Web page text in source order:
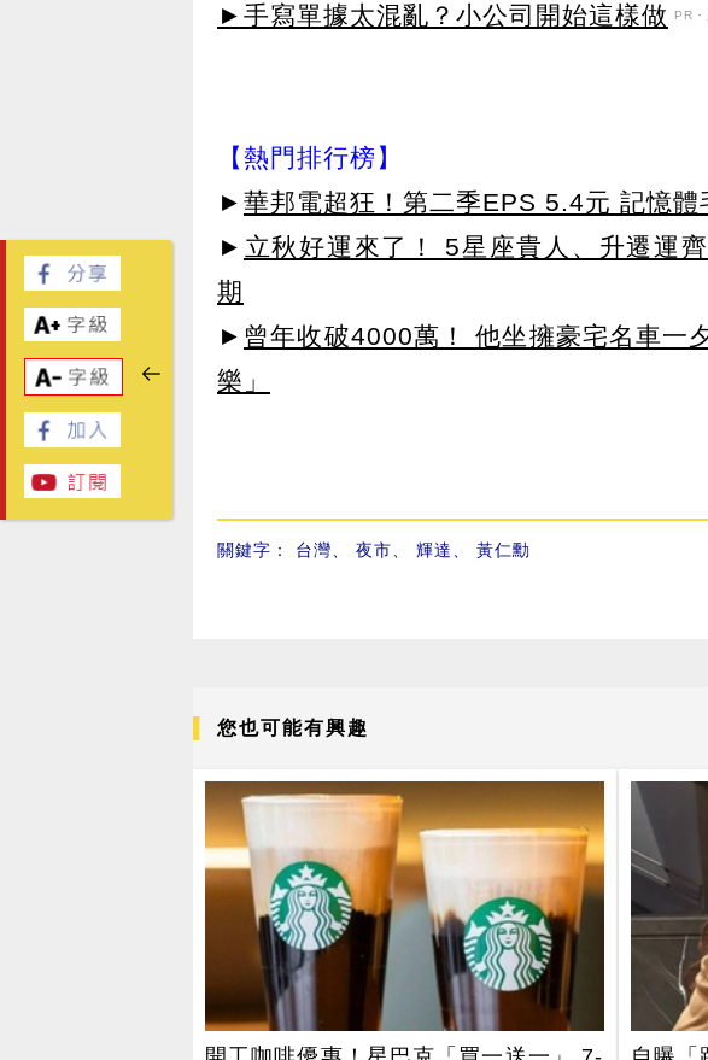
►手寫單據太混亂？小公司開始這樣做 PR
【熱門排行榜】
► 華邦電超狂！第二季EPS 5.4元 記憶
► 立秋好運來了！ 5星座貴人、升遷運
期
► 曾年收破4000萬！ 他坐擁豪宅名車一
樂」
關鍵字： 台灣 夜市 輝達 黃仁勳
您也可能有興趣